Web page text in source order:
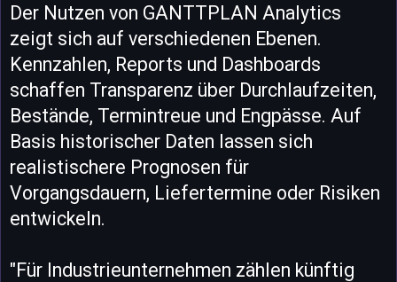
Der Nutzen von GANTTPLAN Analytics
zeigt sich auf verschiedenen Ebenen.
Kennzahlen, Reports und Dashboards
schaffen Transparenz über Durchlaufzeiten,
Bestände, Termintreue und Engpässe. Auf
Basis historischer Daten lassen sich
realistischere Prognosen für
Vorgangsdauern, Liefertermine oder Risiken
entwickeln.
"Für Industrieunternehmen zählen künftig